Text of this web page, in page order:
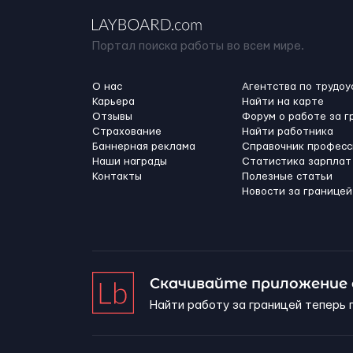
Портал поиска работы во всем мире.
О нас
Карьера
Отзывы
Страхование
Баннерная реклама
Наши награды
Контакты
Агентства по
Найти на карте
Форум о работе за
Найти работника
Справочник
Статистика зарплат
Полезные статьи
Новости за границей
Скачивайте
Найти работу за границей теперь